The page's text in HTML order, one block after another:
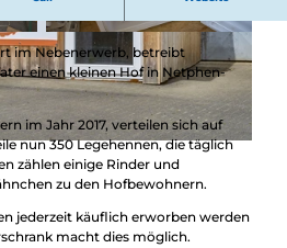
Wittgenstein |CC-BY-SA
Wit
BY-SA
© Achim Meurer, REACT-EU / Kreis Siegen-Wit
tgenstein |
CC-BY-SA
glücklichen Hühnern.
im Nebenerwerb, betreibt
einen kleinen Hof in Netphen-
im Jahr 2017, verteilen sich auf
nun 350 Legehennen, die täglich
zählen einige Rinder und
zu den Hofbewohnern.
jederzeit käuflich erworben werden
macht dies möglich.